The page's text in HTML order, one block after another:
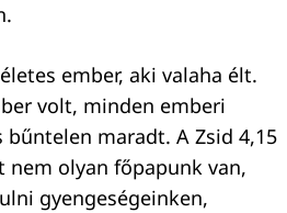
ember, aki valaha élt.
volt, minden emberi
maradt. A Zsid 4,15
nem olyan főpapunk van,
gyengeségeinken,